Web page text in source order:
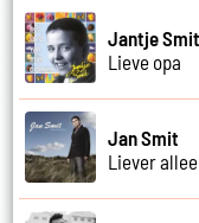
Jantje Smit
Lieve opa
Jan Smit
Liever